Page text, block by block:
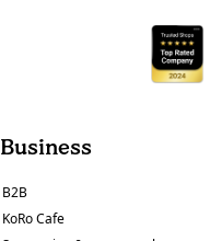
Business
B2B
KoRo Cafe